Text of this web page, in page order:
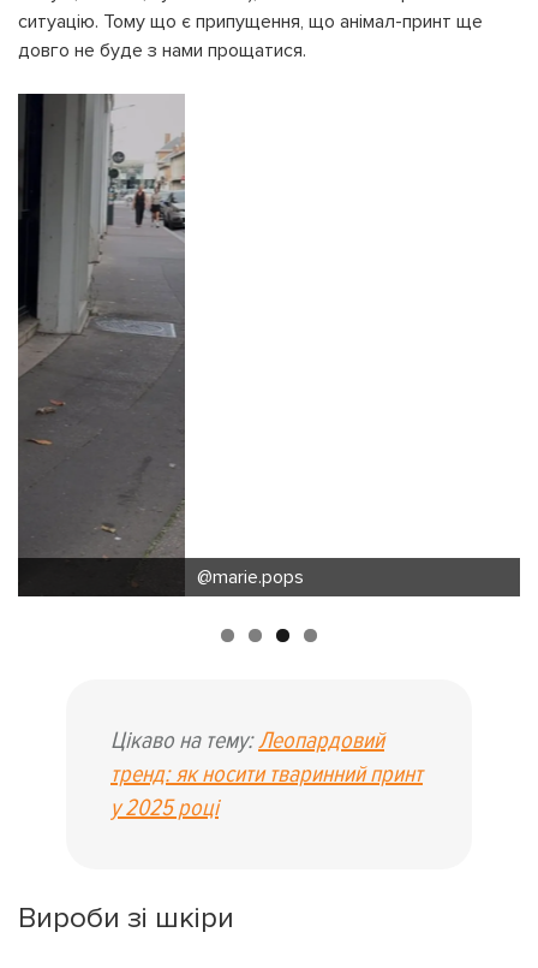
ситуацію. Тому що є припущення, що анімал-принт ще
довго не буде з нами прощатися.
@marie.pops
Цікаво на тему:Леопардовий
тренд: як носити тваринний принт
у 2025 році
Вироби зі шкіри